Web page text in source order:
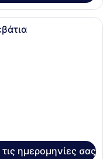
ξενοδοχείου με ένα
ημερομηνίες σας